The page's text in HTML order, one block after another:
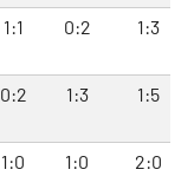
1:1 0:2 1:3
0:2 1:3 1:5
1:0 1:0 2:0